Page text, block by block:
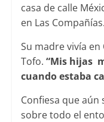
casa de calle
en Las Compañías.
Su madre vivía en
Tofo. “Mis hijas
cuando estaba
Confiesa que
sobre todo el